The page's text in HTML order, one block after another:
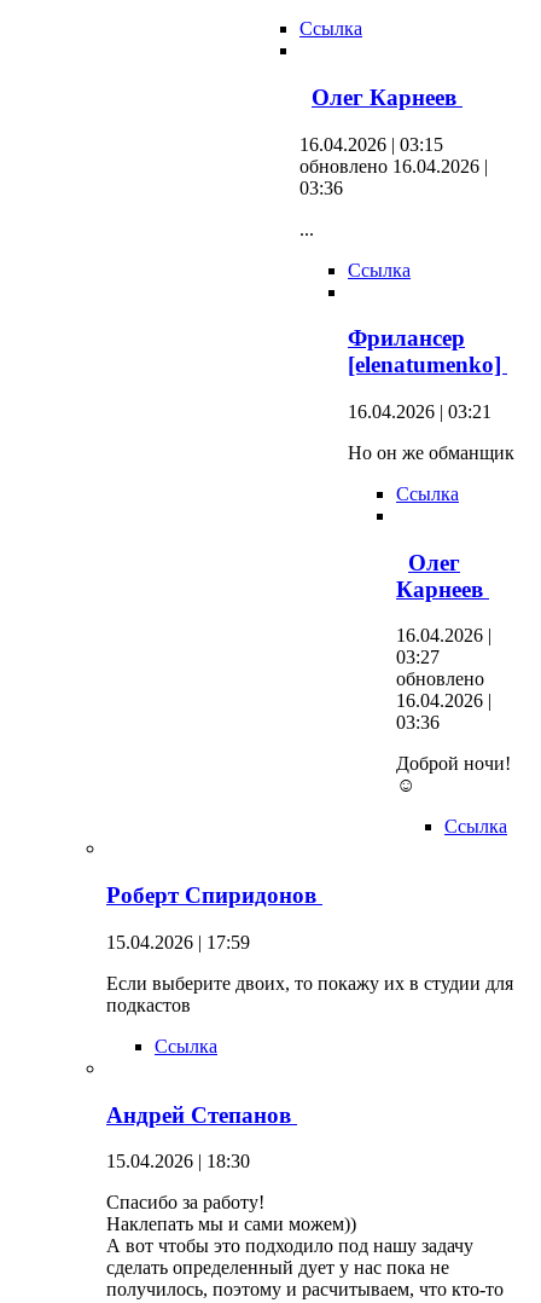
Ссылка
Олег Карнеев
16.04.2026 | 03:15
обновлено 16.04.2026 |
03:36
...
Ссылка
Фрилансер
[elenatumenko]
16.04.2026 | 03:21
Но он же обманщик
Ссылка
Олег
Карнеев
16.04.2026 |
03:27
обновлено
16.04.2026 |
03:36
Доброй ночи!
☺
Ссылка
Роберт Спиридонов
15.04.2026 | 17:59
Если выберите двоих, то покажу их в студии для
подкастов
Ссылка
Андрей Степанов
15.04.2026 | 18:30
Спасибо за работу!
Наклепать мы и сами можем))
А вот чтобы это подходило под нашу задачу
сделать определенный дует у нас пока не
получилось, поэтому и расчитываем, что кто-то